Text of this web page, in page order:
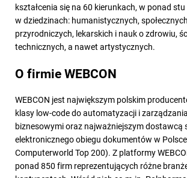
kształcenia się na 60 kierunkach, w ponad
w dziedzinach: humanistycznych,
przyrodniczych, lekarskich i nauk o zdrowiu,
technicznych, a nawet artystycznych.
O firmie WEBCON
WEBCON jest największym polskim
klasy low-code do automatyzacji i
biznesowymi oraz najważniejszym dostawcą
elektronicznego obiegu dokumentów w
Computerworld Top 200). Z platformy
ponad 850 firm reprezentujących różne